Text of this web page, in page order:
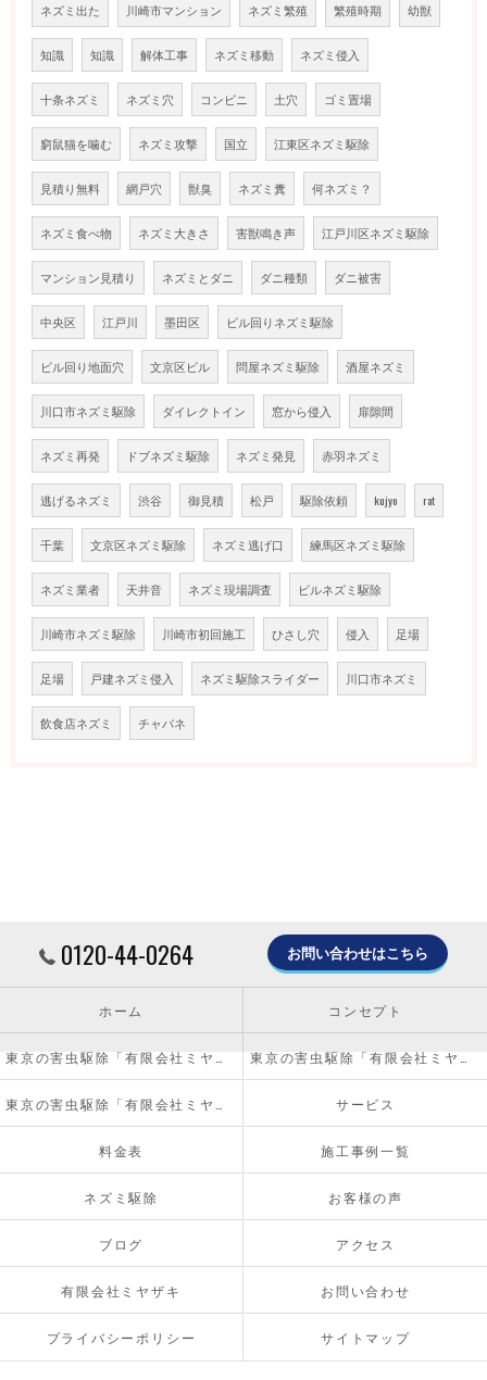
ネズミ出た 川崎市マンション ネズミ繁殖 繁殖時期 幼獣
知識 知識 解体工事 ネズミ移動 ネズミ侵入
十条ネズミ ネズミ穴 コンビニ 土穴 ゴミ置場
窮鼠猫を噛む ネズミ攻撃 国立 江東区ネズミ駆除
見積り無料 網戸穴 獣臭 ネズミ糞 何ネズミ？
ネズミ食べ物 ネズミ大きさ 害獣鳴き声 江戸川区ネズミ駆除
マンション見積り ネズミとダニ ダニ種類 ダニ被害
中央区 江戸川 墨田区 ビル回りネズミ駆除
ビル回り地面穴 文京区ビル 問屋ネズミ駆除 酒屋ネズミ
川口市ネズミ駆除 ダイレクトイン 窓から侵入 扉隙間
ネズミ再発 ドブネズミ駆除 ネズミ発見 赤羽ネズミ
逃げるネズミ 渋谷 御見積 松戸 駆除依頼 kujyo rat
千葉 文京区ネズミ駆除 ネズミ逃げ口 練馬区ネズミ駆除
ネズミ業者 天井音 ネズミ現場調査 ビルネズミ駆除
川崎市ネズミ駆除 川崎市初回施工 ひさし穴 侵入 足場
足場 戸建ネズミ侵入 ネズミ駆除スライダー 川口市ネズミ
飲食店ネズミ チャバネ
0120-44-0264 お問い合わせはこちら
ホーム コンセプト
サービス
料金表 施工事例一覧
ネズミ駆除 お客様の声
ブログ アクセス
有限会社ミヤザキ お問い合わせ
プライバシーポリシー サイトマップ